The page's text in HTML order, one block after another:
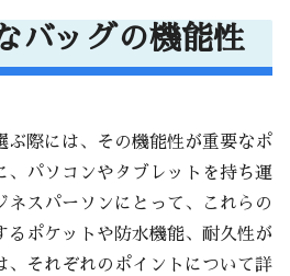
バッグの機能性
ぶ際には、その機能性が重要なポ
、パソコンやタブレットを持ち運
ネスパーソンにとって、これらの
るポケットや防水機能、耐久性が
、それぞれのポイントについて詳